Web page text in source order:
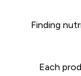
Finding
Each